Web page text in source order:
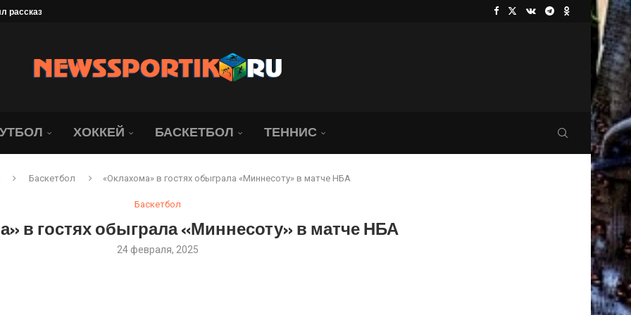
что его...
ХОККЕЙ БАСКЕТБОЛ ТЕННИС
Баскетбол «Оклахома» в гостях обыграла «Миннесоту» в матче НБА
Баскетбол
в гостях обыграла «Миннесоту» в матче НБА
24 февраля, 2025